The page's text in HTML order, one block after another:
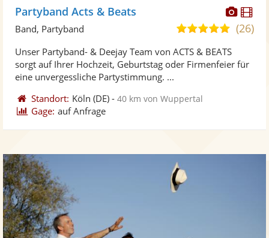
Partyband Acts & Beats
5,0
5
(26)
Band, Partyband
Unser Partyband- & Deejay Team von ACTS & BEATS
sorgt auf Ihrer Hochzeit, Geburtstag oder Firmenfeier für
eine unvergessliche Partystimmung. ...
Standort: Köln (DE) -40 km von Wuppertal
Gage: auf Anfrage